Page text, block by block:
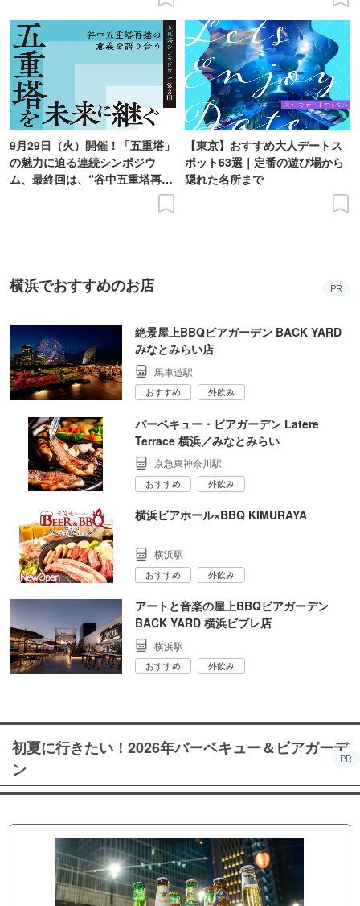
9月29日（火）開催！「五重塔」
の魅力に迫る連続シンポジウ
ム、最終回は、“谷中五重塔再建
【東京】おすすめ大人デートス
ポット63選｜定番の遊び場から
隠れた名所まで
横浜でおすすめのお店 PR
絶景屋上BBQビアガーデン BACK YARD
みなとみらい店
馬車道駅
おすすめ 外飲み
バーベキュー・ビアガーデン Latere
Terrace 横浜／みなとみらい
京急東神奈川駅
おすすめ 外飲み
横浜ビアホール×BBQ KIMURAYA
横浜駅
おすすめ 外飲み
アートと音楽の屋上BBQビアガーデン
BACK YARD 横浜ビブレ店
横浜駅
おすすめ 外飲み
初夏に行きたい！2026年バーベキュー＆ビアガーデ
ン
PR